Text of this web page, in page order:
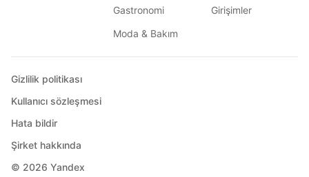
Gastronomi
Moda & Bakım
Girişimler
© 2026 Yandex
Gizlilik politikası
Kullanıcı sözleşmesi
Hata bildir
Şirket hakkında